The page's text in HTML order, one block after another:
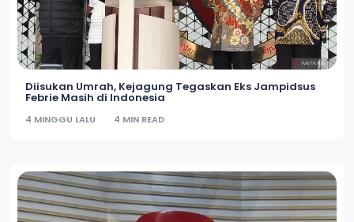
Diisukan Umrah, Kejagung Tegaskan Eks Jampidsus
Febrie Masih di Indonesia
4 MINGGU LALU 4 MIN READ